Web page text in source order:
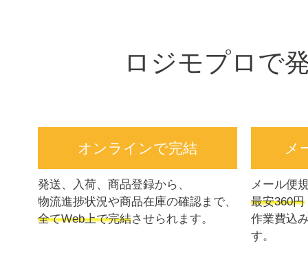
ロジモプロで
オンラインで完結
発送、入荷、商品登録から、
物流進捗状況や商品在庫の確認まで、
全てWeb上で完結させられます。
メ
メール便
最安360円
作業費込
す。